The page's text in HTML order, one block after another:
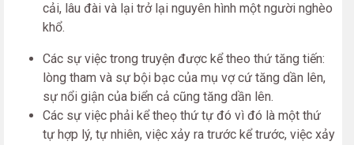
cải, lâu đài và lại trở lại nguyên hình một người nghèo
khổ.
Các sự việc trong truyện được kể theo thứ tăng tiến:
lòng tham và sự bội bạc của mụ vợ cứ tăng dần lên,
sự nổi giận của biển cả cũng tăng dần lên.
Các sự việc phải kể theọ thứ tự đó vì đó là một thứ
tự hợp lý, tự nhiên, việc xảy ra trước kể trước, việc xảy